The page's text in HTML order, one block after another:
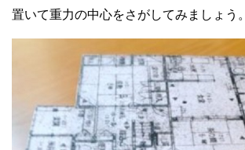
置いて重力の中心をさがしてみましょう。